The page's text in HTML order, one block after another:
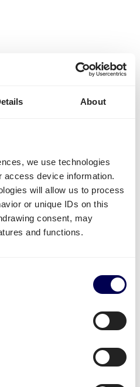
About
we use technologies
access device information.
will allow us to process
or unique IDs on this
consent, may
and functions.
pallets per
zendingen
raden wij aan om
in minder dan een